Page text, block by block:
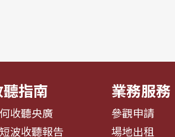
指南
收聽央廣
波收聽報告
業務服務
參觀申請
場地出租